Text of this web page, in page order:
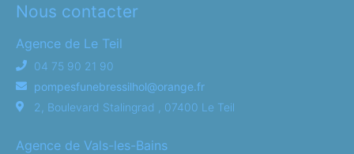
Nous contacter
Agence de Le Teil
04 75 90 21 90
pompesfunebressilhol@orange.fr
2, Boulevard Stalingrad , 07400 Le Teil
Agence de Vals-les-Bains